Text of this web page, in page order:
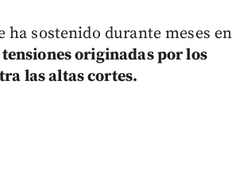
sostenido durante meses en
originadas por los
las altas cortes.